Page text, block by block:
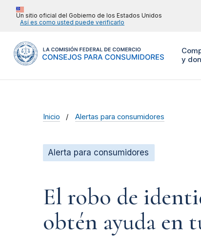
Un sitio oficial del Gobierno de los Estados Unidos
Así es como usted puede verificarlo
y
Inicio Alertas para consumidores
Alerta para consumidores
El robo de
obtén ayuda en